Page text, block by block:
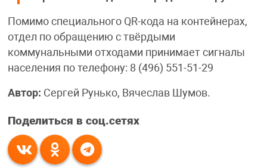
Помимо специального QR-кода на контейнерах,
отдел по обращению с твёрдыми
коммунальными отходами принимает сигналы
населения по телефону: 8 (496) 551-51-29
Автор: Сергей Рунько, Вячеслав Шумов.
Поделиться в соц.сетях